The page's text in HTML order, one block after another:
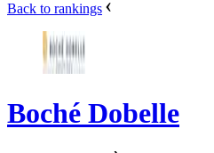
Back to rankings
Boché Dobelle